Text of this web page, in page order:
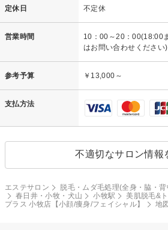
定休日 不定休
営業時間
10：00～20：00(18:00
はお問い合わせください)
参考予算 ￥13,000～
支払方法
不適切なサロン情報
エステサロン 脱毛・ムダ毛処理(全身・脇・
春日井・小牧・犬山
小牧駅
美肌脱毛&
プラス 小牧店【小顔/痩身/フェイシャル】
地